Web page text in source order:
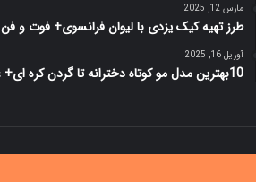
مارس 12, 2025
طرز تهیه کیک یزدی با لیوان فرانسوی+ فوت و فن
آوریل 16, 2025
10بهترین مدل مو کوتاه دخترانه تا گردن کره ای+ عکس